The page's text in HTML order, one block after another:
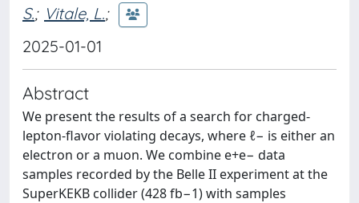
S.; Vitale, L.;
2025-01-01
Abstract
We present the results of a search for charged-
lepton-flavor violating decays, where ℓ− is either an
electron or a muon. We combine e+e− data
samples recorded by the Belle II experiment at the
SuperKEKB collider (428 fb−1) with samples